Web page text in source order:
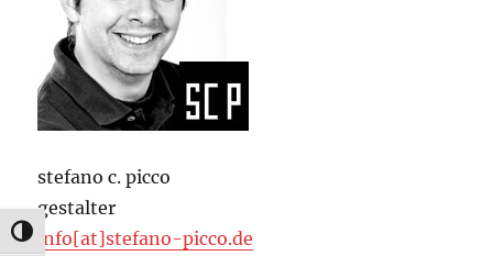
UMSCHALTEN AUF HOHE KONTRASTE
stefano c. picco
gestalter
info[at]stefano-picco.de